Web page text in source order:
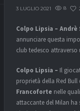
3 LUGLIO 2021 8
Colpo Lipsia – Andrè
annunciare questa
club tedesco attraverso
Colpo Lipsia – Il
proprietà della Red
Francoforte nelle
attaccante del Milan